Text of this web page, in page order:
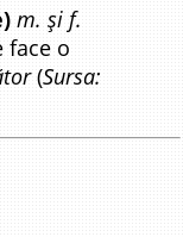
m. și f.
face o
(Sursa: